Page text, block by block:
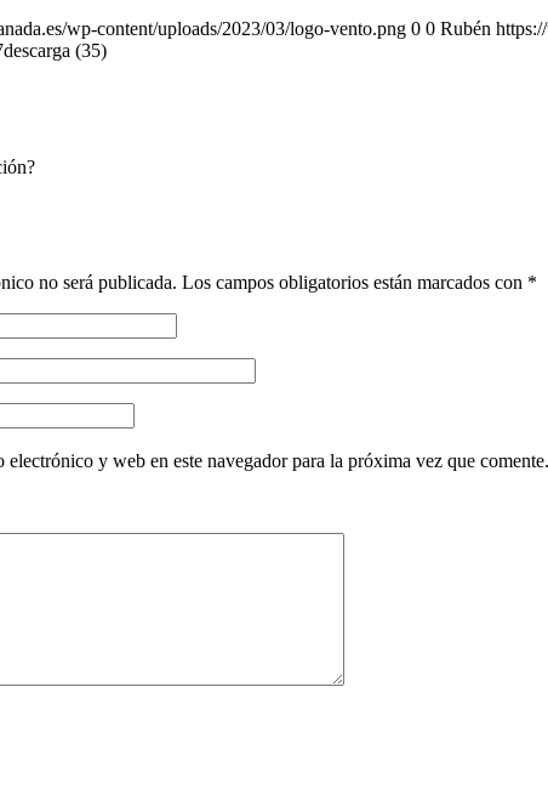
wp-content/uploads/2023/03/logo-vento.png 0 0 Rubén
descarga (35)
no será publicada. Los campos obligatorios están marcados con *
y web en este navegador para la próxima vez que comente.